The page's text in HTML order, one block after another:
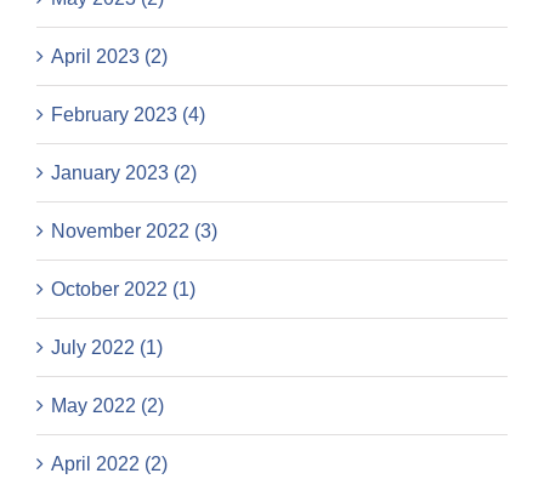
April 2023 (2)
February 2023 (4)
January 2023 (2)
November 2022 (3)
October 2022 (1)
July 2022 (1)
May 2022 (2)
April 2022 (2)